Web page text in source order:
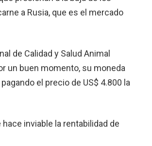
a Rusia, que es el mercado
de Calidad y Salud Animal
un buen momento, su moneda
el precio de US$ 4.800 la
inviable la rentabilidad de